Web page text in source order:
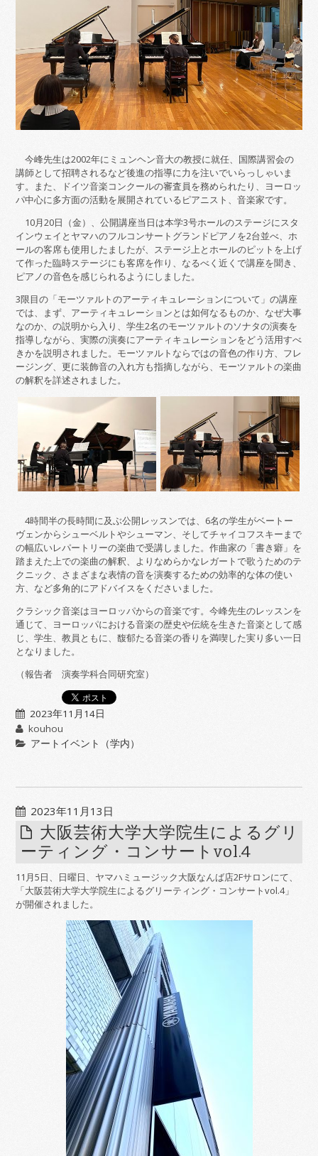
今峰先生は2002年にミュンヘン音大の教授に就任、国際講習会の
講師として招聘されるなど後進の指導に力を注いでいらっしゃいま
す。また、ドイツ音楽コンクールの審査員を務められたり、ヨーロッ
パ中心に多方面の活動を展開されているピアニスト、音楽家です。
10月20日（金）、公開講座当日は本学3号ホールのステージにスタ
インウェイとヤマハのフルコンサートグランドピアノを2台並べ、ホ
ールの客席も使用したましたが、ステージ上とホールのピットを上げ
て作った臨時ステージにも客席を作り、なるべく近くで講座を聞き、
ピアノの音色を感じられるようにしました。
3限目の「モーツァルトのアーティキュレーションについて」の講座
では、まず、アーティキュレーションとは如何なるものか、なぜ大事
なのか、の説明から入り、学生2名のモーツァルトのソナタの演奏を
指導しながら、実際の演奏にアーティキュレーションをどう活用すべ
きかを説明されました。モーツァルトならではの音色の作り方、フレ
ージング、更に装飾音の入れ方も指摘しながら、モーツァルトの楽曲
の解釈を詳述されました。
4時間半の長時間に及ぶ公開レッスンでは、6名の学生がベートー
ヴェンからシューベルトやシューマン、そしてチャイコフスキーまで
の幅広いレパートリーの楽曲で受講しました。作曲家の「書き癖」を
踏まえた上での楽曲の解釈、よりなめらかなレガートで歌うためのテ
クニック、さまざまな表情の音を演奏するための効率的な体の使い
方、など多角的にアドバイスをくださいました。
クラシック音楽はヨーロッパからの音楽です。今峰先生のレッスンを
通じて、ヨーロッパにおける音楽の歴史や伝統を生きた音楽として感
じ、学生、教員ともに、馥郁たる音楽の香りを満喫した実り多い一日
となりました。
（報告者 演奏学科合同研究室）
2023年11月14日
kouhou
アートイベント（学内）
2023年11月13日
大阪芸術大学大学院生によるグリ
ーティング・コンサートvol.4
11月5日、日曜日、ヤマハミュージック大阪なんば店2Fサロンにて、
「大阪芸術大学大学院生によるグリーティング・コンサートvol.4」
が開催されました。